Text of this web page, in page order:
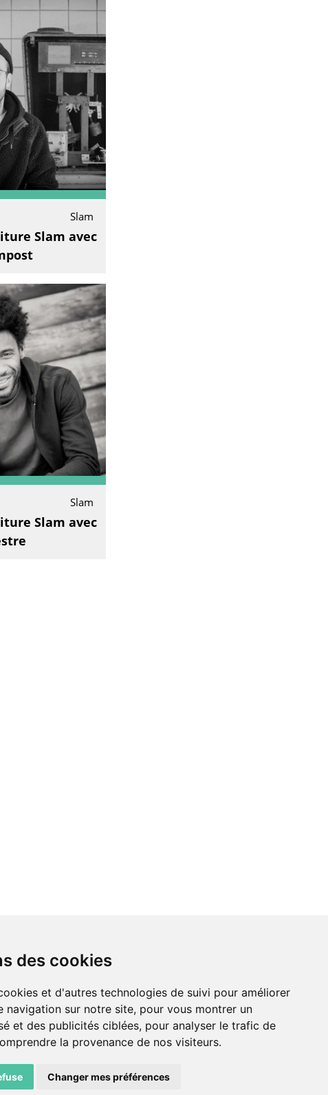
des cookies
et d'autres technologies de suivi pour améliorer
navigation sur notre site, pour vous montrer un
et des publicités ciblées, pour analyser le trafic de
la provenance de nos visiteurs.
Changer mes préférences
Slam
Slam avec
Slam
Slam avec
LIENS AMIS
ADN – Association Danse Neuchâtel